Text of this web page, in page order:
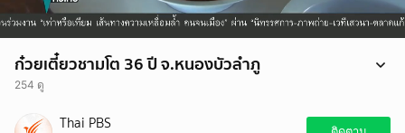
ก๋วยเตี๋ยวชามโต 36 ปี จ.หนองบัวลำภู
254 ดู
ยาวนาน 36 ปี พร้อมเมนูพิเศษอาหารตามสั่ง คือเนื้อลวกมะนาว, ไส้อ่อน
Thai PBS